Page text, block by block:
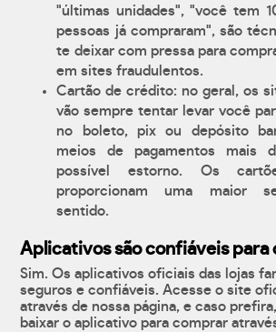
"últimas unidades", "você tem
pessoas já compraram", são
te deixar com pressa para
em sites fraudulentos.
Cartão de crédito: no geral, os
vão sempre tentar levar você
no boleto, pix ou depósito
meios de pagamentos mais
possível estorno. Os
proporcionam uma maior
sentido.
Aplicativos são confiáveis para
Sim. Os aplicativos oficiais das lojas
seguros e confiáveis. Acesse o site
através de nossa página, e caso
baixar o aplicativo para comprar